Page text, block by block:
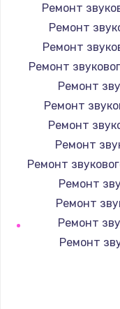
Ремонт
Ремонт
Ремонт
Ремонт
Ремонт
Ремонт
Ремонт
Ремонт
Ремонт
Ремонт
Ремонт
Ремонт
Ремонт
Ремонт
Ремонт